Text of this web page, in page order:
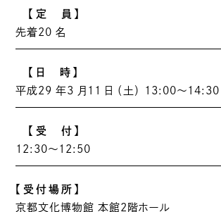
【定 員】
先着20 名
【日 時】
平成29 年3 月11 日 （土） 13:00～14:30
【受 付】
12:30～12:50
【受付場所】
京都文化博物館 本館2階ホール